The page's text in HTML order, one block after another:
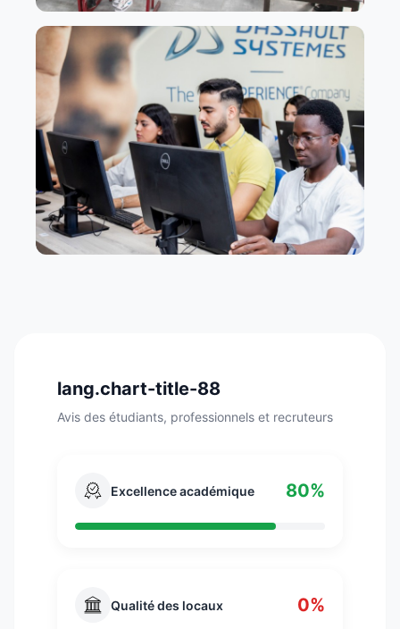
lang.chart-title-88
Avis des étudiants, professionnels et recruteurs
Excellence académique 80%
Qualité des locaux 0%